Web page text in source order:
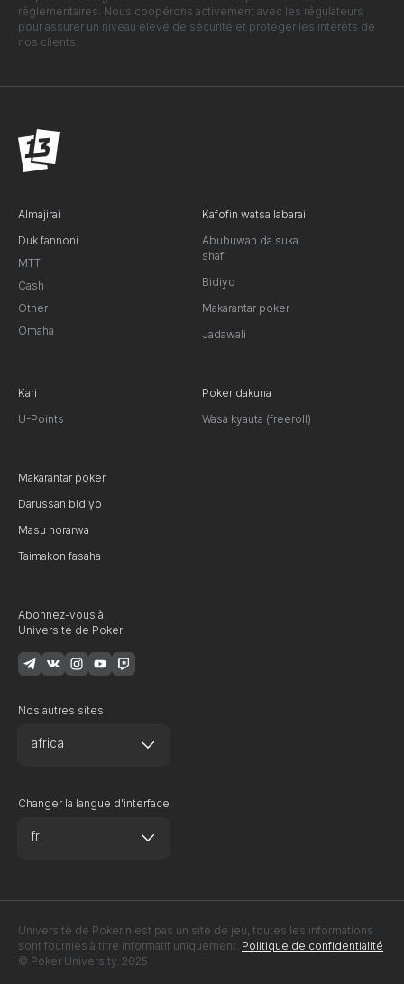
réglementaires. Nous coopérons activement avec les régulateurs
pour assurer un niveau élevé de sécurité et protéger les intérêts de
nos clients.
Almajirai
Duk fannoni
MTT
Cash
Other
Omaha
Kafofin watsa labarai
Abubuwan da suka
shafi
Bidiyo
Makarantar poker
Jadawali
Kari
U-Points
Poker dakuna
Wasa kyauta (freeroll)
Makarantar poker
Darussan bidiyo
Masu horarwa
Taimakon fasaha
Abonnez-vous à
Université de Poker
Nos autres sites
africa
Changer la langue d'interface
fr
© Poker University. 2025
Université de Poker n'est pas un site de jeu, toutes les informations
sont fournies à titre informatif uniquement. Politique de confidentialité